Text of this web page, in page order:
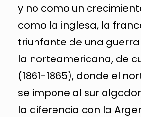
y no como un
como la inglesa, la
triunfante de una
la norteamericana, de
(1861-1865), donde el
se impone al sur
la diferencia con la